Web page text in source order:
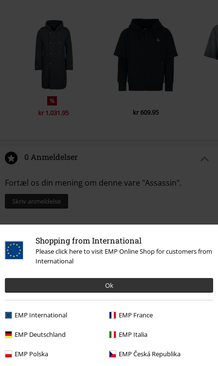
Shopping from International
Please click here to visit EMP Online Shop for customers from
International
Ok
EMP International EMP France
EMP Deutschland EMP Italia
EMP Polska EMP Česká Republika
%
kr 1,031.95 kr 609.95
0 Anmeldelser
Fortæl os din mening om denne vare "Assassin".
Skriv anmeldelse